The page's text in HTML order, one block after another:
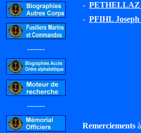
-------
-------
- PETHELLAZ
- PFIHL
Remerciements